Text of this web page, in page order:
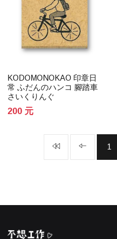
KODOMONOKAO 印章日
常 ふだんのハンコ 腳踏車
さいくりんぐ
200 元
1